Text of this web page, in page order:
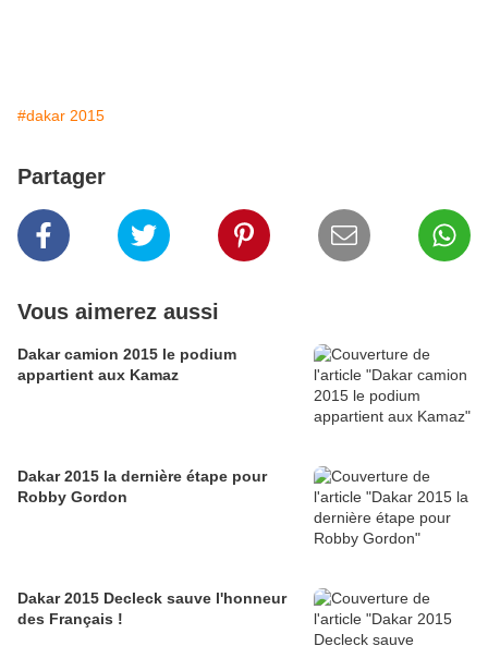
#dakar 2015
Partager
Vous aimerez aussi
Dakar camion 2015 le podium
appartient aux Kamaz
Dakar 2015 la dernière étape pour
Robby Gordon
Dakar 2015 Decleck sauve l'honneur
des Français !